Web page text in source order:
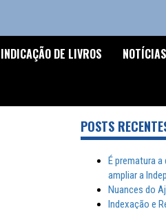
INDICAÇÃO DE LIVROS NOTÍCIAS
POSTS
É prematura
ampliar a
Nuances do
Indexação e